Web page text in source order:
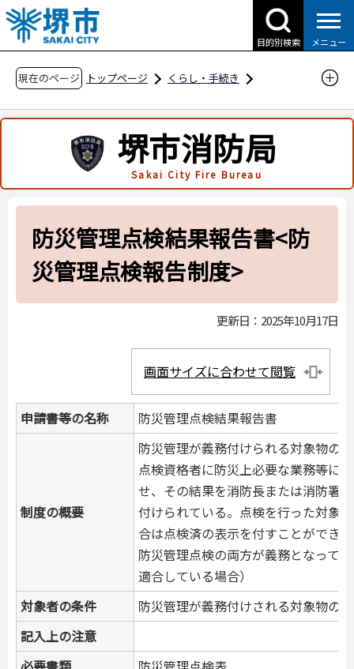
こ
の
ペ
の
で
目的別検索 メニュー
現在のページ トップページ
くらし・手続き
申請・届出用紙
防火対象物・防災管理点検報告関係
防災管理点検結果報告書<防災管理点検報告制
度>
堺市消防局
Sakai City Fire Bureau
防災管理点検結果報告書<防
災管理点検報告制度>
更新日：2025年10月17日
画面サイズに合わせて閲覧
申請書等の名称 防災管理点検結果報告書
制度の概要
防災管理が義務付けられる対象物の
点検資格者に防災上必要な業務等に
せ、その結果を消防長または消防署
付けられている。点検を行った対象
合は点検済の表示を付すことができ
防災管理点検の両方が義務となって
適合している場合）
対象者の条件
防災管理が義務付けされる対象物の
記入上の注意